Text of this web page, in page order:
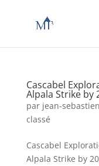
Cascabel
Alpala Strike by
par jean-
classé
Cascabel
Alpala Strike by